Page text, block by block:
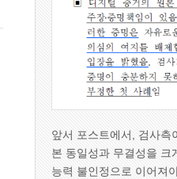
앞서 포스트에서, 검사측
본 동일성과 무결성을 크
능력 불인정으로 이어져